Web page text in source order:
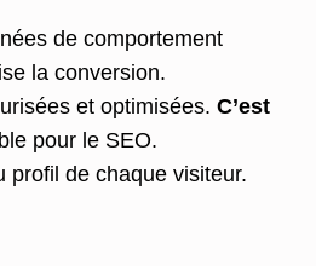
de comportement
la conversion.
et optimisées. C’est
pour le SEO.
profil de chaque visiteur.